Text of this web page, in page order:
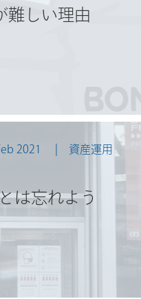
難しい理由
2021 資産運用
は忘れよう